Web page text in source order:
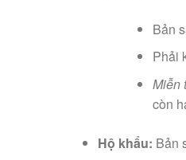
Bản
Phải
Miễn
còn
Hộ khẩu: Bản